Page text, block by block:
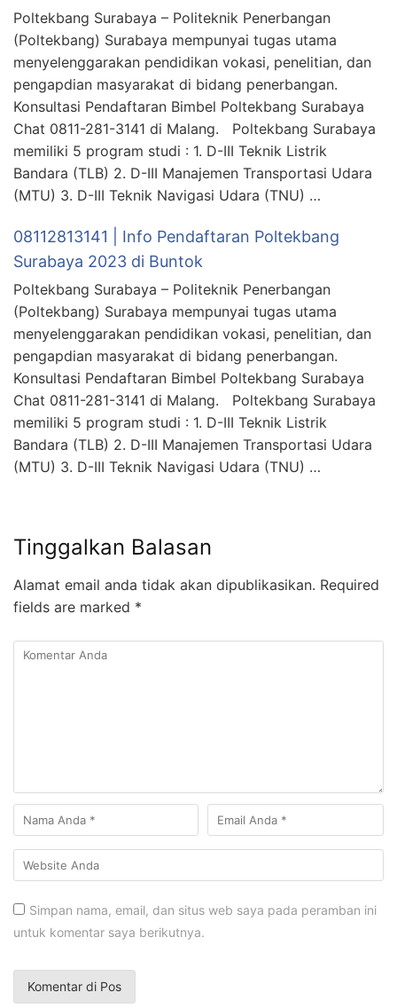
Poltekbang Surabaya – Politeknik Penerbangan
(Poltekbang) Surabaya mempunyai tugas utama
menyelenggarakan pendidikan vokasi, penelitian, dan
pengapdian masyarakat di bidang penerbangan.
Konsultasi Pendaftaran Bimbel Poltekbang Surabaya
Chat 0811-281-3141 di Malang. Poltekbang Surabaya
memiliki 5 program studi : 1. D-III Teknik Listrik
Bandara (TLB) 2. D-III Manajemen Transportasi Udara
(MTU) 3. D-III Teknik Navigasi Udara (TNU) …
08112813141 | Info Pendaftaran Poltekbang
Surabaya 2023 di Buntok
Poltekbang Surabaya – Politeknik Penerbangan
(Poltekbang) Surabaya mempunyai tugas utama
menyelenggarakan pendidikan vokasi, penelitian, dan
pengapdian masyarakat di bidang penerbangan.
Konsultasi Pendaftaran Bimbel Poltekbang Surabaya
Chat 0811-281-3141 di Malang. Poltekbang Surabaya
memiliki 5 program studi : 1. D-III Teknik Listrik
Bandara (TLB) 2. D-III Manajemen Transportasi Udara
(MTU) 3. D-III Teknik Navigasi Udara (TNU) …
Tinggalkan Balasan
Alamat email anda tidak akan dipublikasikan. Required
fields are marked *
Simpan nama, email, dan situs web saya pada peramban ini
untuk komentar saya berikutnya.